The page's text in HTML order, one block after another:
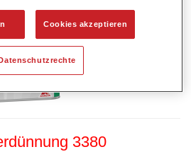
3380
Cookies akzeptieren